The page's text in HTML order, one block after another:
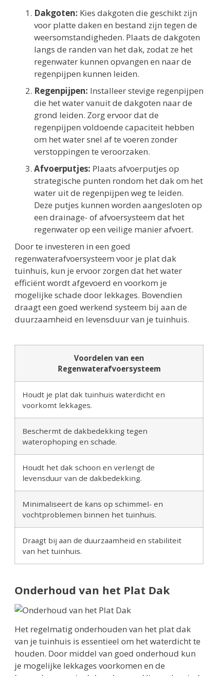
Dakgoten: Kies dakgoten die geschikt zijn
voor platte daken en bestand zijn tegen de
weersomstandigheden. Plaats de dakgoten
langs de randen van het dak, zodat ze het
regenwater kunnen opvangen en naar de
regenpijpen kunnen leiden.
Regenpijpen: Installeer stevige regenpijpen
die het water vanuit de dakgoten naar de
grond leiden. Zorg ervoor dat de
regenpijpen voldoende capaciteit hebben
om het water snel af te voeren zonder
verstoppingen te veroorzaken.
Afvoerputjes: Plaats afvoerputjes op
strategische punten rondom het dak om het
water uit de regenpijpen weg te leiden.
Deze putjes kunnen worden aangesloten op
een drainage- of afvoersysteem dat het
regenwater op een veilige manier afvoert.
Door te investeren in een goed
regenwaterafvoersysteem voor je plat dak
tuinhuis, kun je ervoor zorgen dat het water
efficiënt wordt afgevoerd en voorkom je
mogelijke schade door lekkages. Bovendien
draagt een goed werkend systeem bij aan de
duurzaamheid en levensduur van je tuinhuis.
Voordelen van een
Regenwaterafvoersysteem
Houdt je plat dak tuinhuis waterdicht en
voorkomt lekkages.
Beschermt de dakbedekking tegen
waterophoping en schade.
Houdt het dak schoon en verlengt de
levensduur van de dakbedekking.
Minimaliseert de kans op schimmel- en
vochtproblemen binnen het tuinhuis.
Draagt bij aan de duurzaamheid en stabiliteit
van het tuinhuis.
Onderhoud van het Plat Dak
Het regelmatig onderhouden van het plat dak
van je tuinhuis is essentieel om het waterdicht te
houden. Door middel van goed onderhoud kun
je mogelijke lekkages voorkomen en de